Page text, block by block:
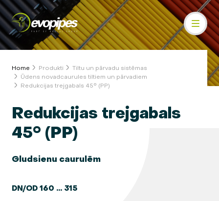
Home Produkti
Tiltu un pārvadu sistēmas
Ūdens novadcaurules tiltiem un pārvadiem
Redukcijas trejgabals 45° (PP)
Redukcijas trejgabals
45° (PP)
Gludsienu caurulēm
DN/OD 160 ... 315